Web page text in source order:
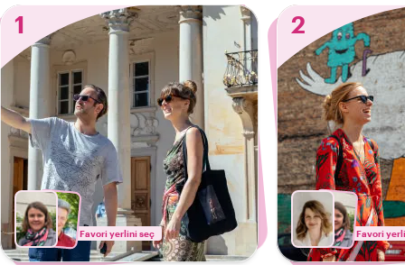
1
Favori yerlini seç
2
Favori